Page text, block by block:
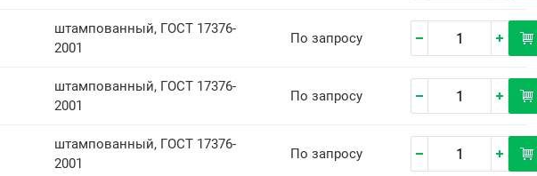
штампованный, ГОСТ 17376-
2001
По запросу
штампованный, ГОСТ 17376-
2001
По запросу
штампованный, ГОСТ 17376-
2001
По запросу